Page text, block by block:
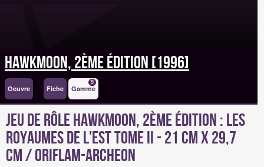
Hawkmoon, 2ème édition [1996]
Oeuvre Fiche Gamme
9
Jeu de rôle Hawkmoon, 2ème édition : Les
Royaumes de l'Est Tome II - 21 cm x 29,7
cm / Oriflam-Archeon